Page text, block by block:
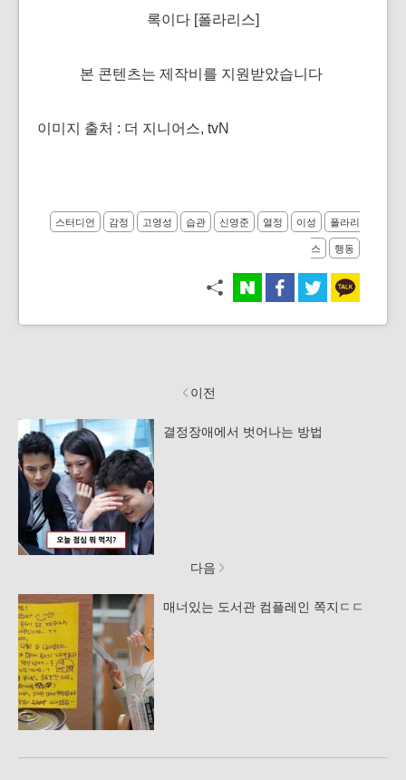
록이다 [폴라리스]
본 콘텐츠는 제작비를 지원받았습니다
이미지 출처 : 더 지니어스, tvN
스터디언 감정 고영성 습관 신영준 열정 이성
폴라리
스
행동
이전
결정장애에서 벗어나는 방법
다음
매너있는 도서관 컴플레인 쪽지ㄷㄷ